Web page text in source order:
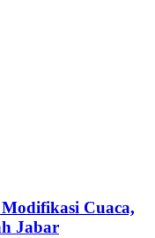
Cuaca,
Jabar